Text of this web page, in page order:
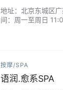
地址：北京东城区
间：周一至周日
按摩/SPA
语润.愈系SPA